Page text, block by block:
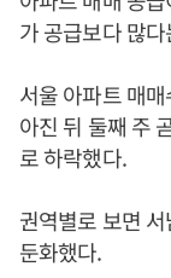
가 공급보다 많
서울 아파트 매
아진 뒤 둘째 주
로 하락했다.
권역별로 보면
둔화했다.